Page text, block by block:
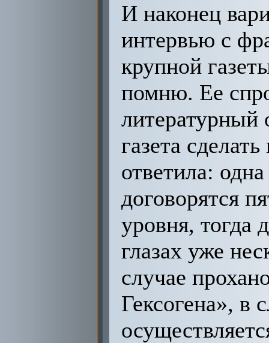
И наконец
интервью с
крупной
помню. Ее
литературный
газета
ответила:
договорятся
уровня,
глазах уже
случае
Гексогена», в